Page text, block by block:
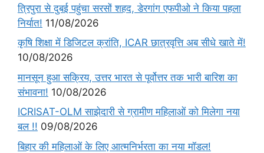
त्रिपुरा से दुबई पहुंचा सरसों शहद, डेरगांग एफपीओ ने किया पहला
निर्यात! 11/08/2026
कृषि शिक्षा में डिजिटल क्रांति, ICAR छात्रवृत्ति अब सीधे खाते में!
10/08/2026
मानसून हुआ सक्रिय, उत्तर भारत से पूर्वोत्तर तक भारी बारिश का
संभावना! 10/08/2026
ICRISAT-OLM साझेदारी से ग्रामीण महिलाओं को मिलेगा नया
बल !! 09/08/2026
बिहार की महिलाओं के लिए आत्मनिर्भरता का नया मॉडल!